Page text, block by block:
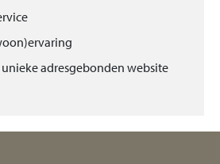
unieke adresgebonden website